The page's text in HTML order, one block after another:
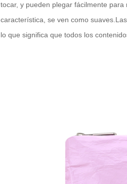
tocar, y pueden plegar fácilmente
característica, se ven como suaves.
lo que significa que todos los